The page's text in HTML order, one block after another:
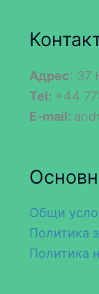
Адрес: 37
Tel: +44
E-mail:
Общи
Политика
Политика